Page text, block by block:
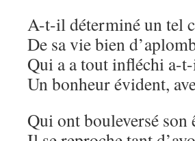
A-t-il déterminé un tel
De sa vie bien
Qui a a tout infléchi a-
Un bonheur évident,
Qui ont bouleversé